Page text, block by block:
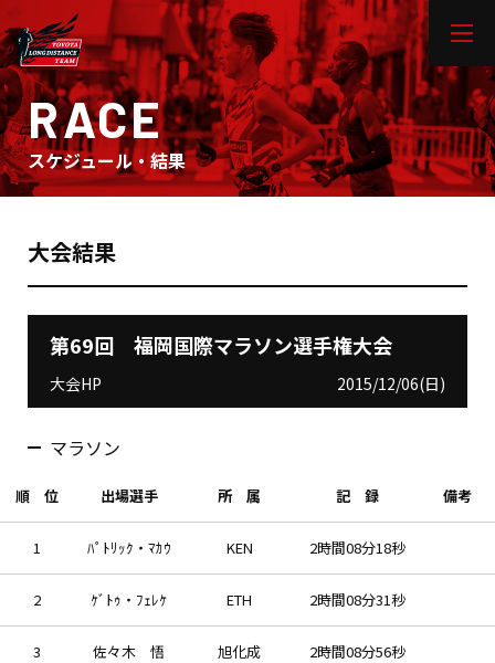
RACE
スケジュール・結果
大会結果
第69回 福岡国際マラソン選手権大会
大会HP 2015/12/06(日)
マラソン
順 位 出場選手 所 属 記 録 備考
1 ﾊﾟﾄﾘｯｸ・ﾏｶｳ KEN 2時間08分18秒
2 ｹﾞﾄｩ・ﾌｪﾚｹ ETH 2時間08分31秒
3 佐々木 悟 旭化成 2時間08分56秒